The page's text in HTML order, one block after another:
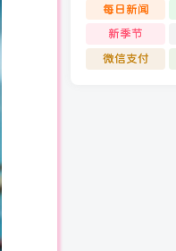
每日新闻
新季节
微信支付